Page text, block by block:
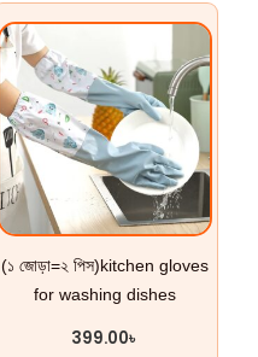
(১ জোড়া=২ পিস)kitchen gloves
for washing dishes
399.00৳